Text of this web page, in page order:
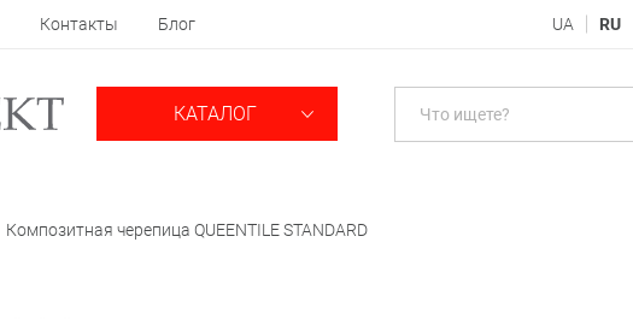
Контакты Блог UA RU
КАТАЛОГ
Композитная черепица QUEENTILE STANDARD